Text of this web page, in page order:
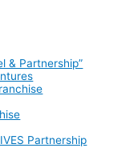
& Partnership”
Partnership